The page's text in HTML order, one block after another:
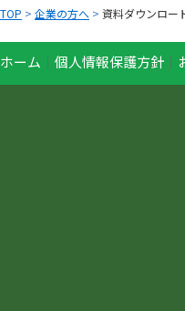
TOP > 企業の方へ > 資料ダウンロー
ホーム ｜ 個人情報保護方針 ｜